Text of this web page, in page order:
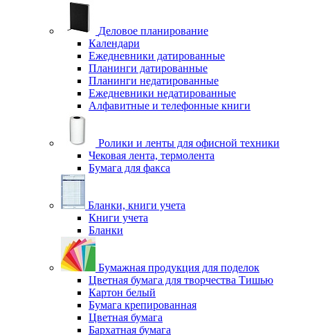
Деловое планирование
Календари
Ежедневники датированные
Планинги датированные
Планинги недатированные
Ежедневники недатированные
Алфавитные и телефонные книги
Ролики и ленты для офисной техники
Чековая лента, термолента
Бумага для факса
Бланки, книги учета
Книги учета
Бланки
Бумажная продукция для поделок
Цветная бумага для творчества Тишью
Картон белый
Бумага крепированная
Цветная бумага
Бархатная бумага